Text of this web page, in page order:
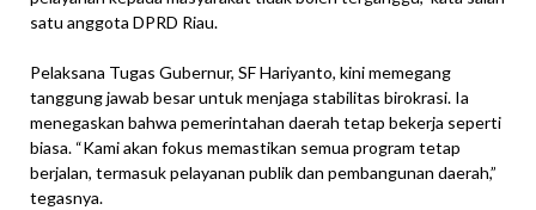
satu anggota DPRD Riau.
Pelaksana Tugas Gubernur, SF Hariyanto, kini memegang
tanggung jawab besar untuk menjaga stabilitas birokrasi. Ia
menegaskan bahwa pemerintahan daerah tetap bekerja seperti
biasa. “Kami akan fokus memastikan semua program tetap
berjalan, termasuk pelayanan publik dan pembangunan daerah,”
tegasnya.